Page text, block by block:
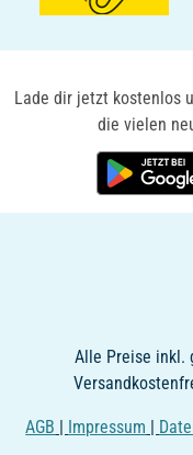
Lade dir jetzt kostenlos
die vielen
Alle Preise inkl.
AGB | Impressum |